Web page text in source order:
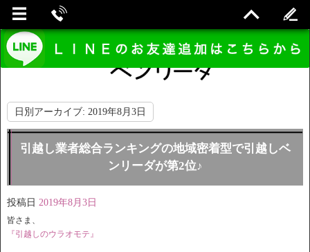
日別アーカイブ: 2019年8月3日
引越し業者総合ランキングの地域密着型で引越しベ
ンリーダが第2位♪
投稿日 2019年8月3日
皆さま、
『引越しのウラオモテ』